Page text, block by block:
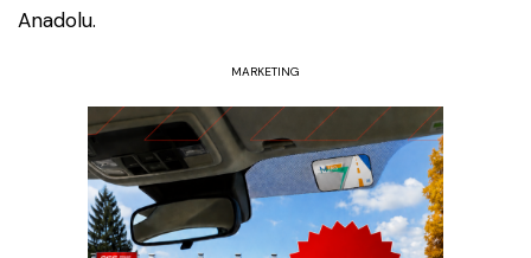
Anadolu.
MARKETING